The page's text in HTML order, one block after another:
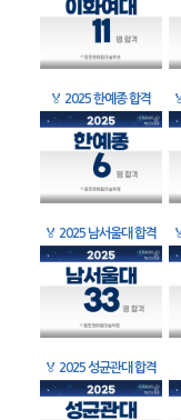
🏅 2025 한예종 합격
🏅 2025 남서울대 합격
🏅 2025 성균관대 합격